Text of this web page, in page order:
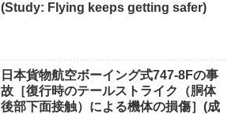
(Study: Flying keeps getting safer)
日本貨物航空ボーイング式747-8Fの事
故［復行時のテールストライク（胴体
後部下面接触）による機体の損傷］(成